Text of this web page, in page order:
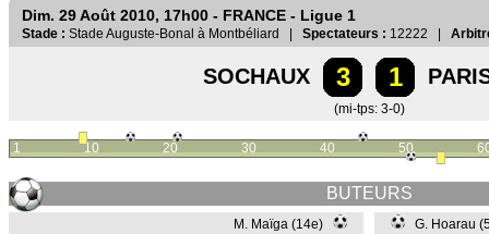
Dim. 29 Août 2010, 17h00 - FRANCE - Ligue 1
Stade : Stade Auguste-Bonal à Montbéliard | Spectateurs : 12222 |
SOCHAUX 3 1
(mi-tps: 3-0)
1 10 20 30 40 50
BUTEURS
M. Maïga (14e)
G. Hoarau